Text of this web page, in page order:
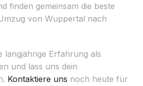
finden gemeinsam die beste
von Wuppertal nach
langjährige Erfahrung als
und lass uns dein
Kontaktiere uns noch heute für